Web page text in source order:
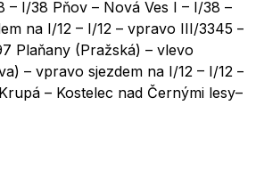
– I/38 Pňov – Nová Ves I – I/38 –
na I/12 – I/12 – vpravo III/3345 –
Plaňany (Pražská) – vlevo
– vpravo sjezdem na I/12 – I/12 –
– Kostelec nad Černými lesy–